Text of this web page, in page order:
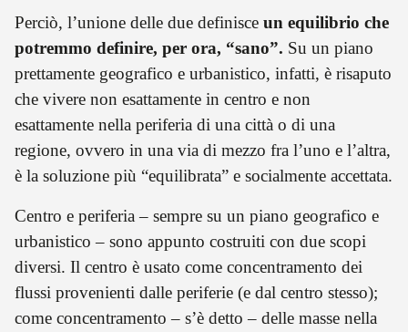
Perciò, l’unione delle due definisce un equilibrio che
potremmo definire, per ora, “sano”. Su un piano
prettamente geografico e urbanistico, infatti, è risaputo
che vivere non esattamente in centro e non
esattamente nella periferia di una città o di una
regione, ovvero in una via di mezzo fra l’uno e l’altra,
è la soluzione più “equilibrata” e socialmente accettata.
Centro e periferia – sempre su un piano geografico e
urbanistico – sono appunto costruiti con due scopi
diversi. Il centro è usato come concentramento dei
flussi provenienti dalle periferie (e dal centro stesso);
come concentramento – s’è detto – delle masse nella